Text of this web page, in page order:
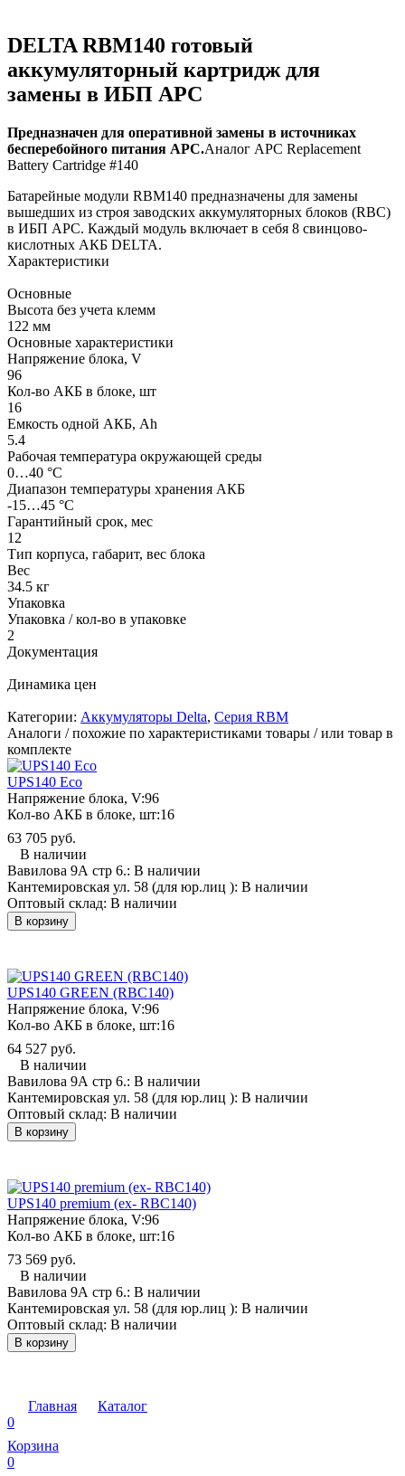
DELTA RBM140 готовый
аккумуляторный картридж для
замены в ИБП APC
Предназначен для оперативной замены в источниках
бесперебойного питания APC.Аналог APC Replacement
Battery Cartridge #140
Батарейные модули RBM140 предназначены для замены
вышедших из строя заводских аккумуляторных блоков (RBC)
в ИБП APC. Каждый модуль включает в себя 8 свинцово-
кислотных АКБ DELTA.
Характеристики
Основные
Высота без учета клемм
122 мм
Основные характеристики
Напряжение блока, V
96
Кол-во АКБ в блоке, шт
16
Емкость одной АКБ, Ah
5.4
Рабочая температура окружающей среды
0…40 °C
Диапазон температуры хранения АКБ
-15…45 °C
Гарантийный срок, мес
12
Тип корпуса, габарит, вес блока
Вес
34.5 кг
Упаковка
Упаковка / кол-во в упаковке
2
Документация
Динамика цен
Категории: Аккумуляторы Delta, Серия RBM
Аналоги / похожие по характеристиками товары / или товар в
комплекте
UPS140 Eco
Напряжение блока, V:96
Кол-во АКБ в блоке, шт:16
63 705 руб.
В наличии
Вавилова 9А стр 6.: В наличии
Кантемировская ул. 58 (для юр.лиц ): В наличии
Оптовый склад: В наличии
В корзину
UPS140 GREEN (RBC140)
Напряжение блока, V:96
Кол-во АКБ в блоке, шт:16
64 527 руб.
В наличии
Вавилова 9А стр 6.: В наличии
Кантемировская ул. 58 (для юр.лиц ): В наличии
Оптовый склад: В наличии
В корзину
UPS140 premium (ex- RBC140)
Напряжение блока, V:96
Кол-во АКБ в блоке, шт:16
73 569 руб.
В наличии
Вавилова 9А стр 6.: В наличии
Кантемировская ул. 58 (для юр.лиц ): В наличии
Оптовый склад: В наличии
В корзину
Главная
Каталог
0
Корзина
0